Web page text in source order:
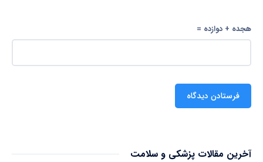
هجده + دوازده =
آخرین مقالات پزشکی و سلامت